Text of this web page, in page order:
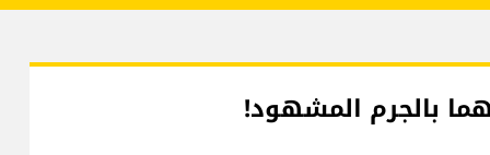
بالجرم المشهود!